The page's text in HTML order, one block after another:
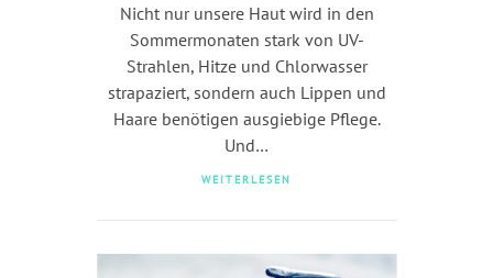
Nicht nur unsere Haut wird in den
Sommermonaten stark von UV-
Strahlen, Hitze und Chlorwasser
strapaziert, sondern auch Lippen und
Haare benötigen ausgiebige Pflege.
Und…
WEITERLESEN